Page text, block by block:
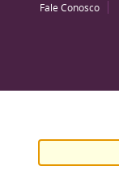
Fale Conosco